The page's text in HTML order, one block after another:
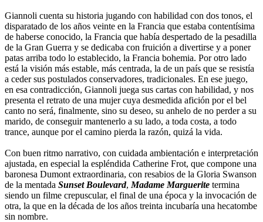
Giannoli cuenta su historia jugando con habilidad con dos tonos, el
disparatado de los años veinte en la Francia que estaba contentísima
de haberse conocido, la Francia que había despertado de la pesadilla
de la Gran Guerra y se dedicaba con fruición a divertirse y a poner
patas arriba todo lo establecido, la Francia bohemia. Por otro lado
está la visión más estable, más centrada, la de un país que se resistía
a ceder sus postulados conservadores, tradicionales. En ese juego,
en esa contradicción, Giannoli juega sus cartas con habilidad, y nos
presenta el retrato de una mujer cuya desmedida afición por el bel
canto no será, finalmente, sino su deseo, su anhelo de no perder a su
marido, de conseguir mantenerlo a su lado, a toda costa, a todo
trance, aunque por el camino pierda la razón, quizá la vida.
Con buen ritmo narrativo, con cuidada ambientación e interpretación
ajustada, en especial la espléndida Catherine Frot, que compone una
baronesa Dumont extraordinaria, con resabios de la Gloria Swanson
de la mentada Sunset Boulevard, Madame Marguerite termina
siendo un filme crepuscular, el final de una época y la invocación de
otra, la que en la década de los años treinta incubaría una hecatombe
sin nombre.